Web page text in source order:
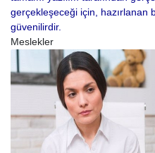
gerçekleşeceği için, hazırlanan
güvenilirdir.
Meslekler